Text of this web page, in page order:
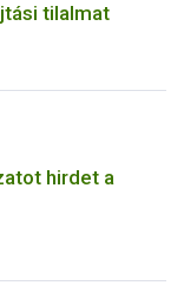
tilalmat
hirdet a